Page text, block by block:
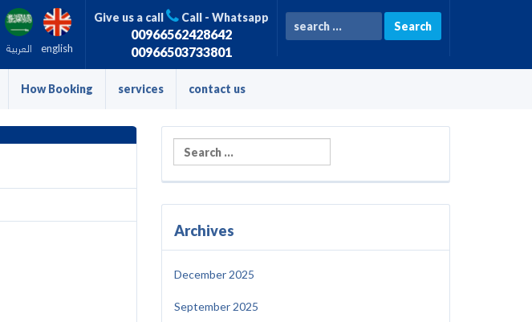
العربية english
Give us a call Call - Whatsapp
00966562428642
00966503733801
search for ...
How Booking services contact us
Archives
December 2025
September 2025